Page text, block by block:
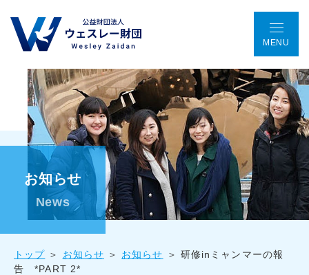
MENU
TOP アクセス ENGLISH 会議室予約 お問い合わせ
ウェスレー財団とは
プログラム
お知らせ
News
トップ お知らせ お知らせ
研修inミャンマーの報
告 *PART 2*